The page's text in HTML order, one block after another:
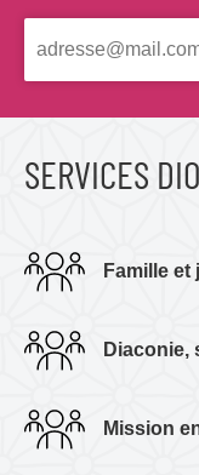
SERVICES
Famille et
Diaconie,
Mission